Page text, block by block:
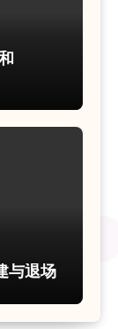
与退场